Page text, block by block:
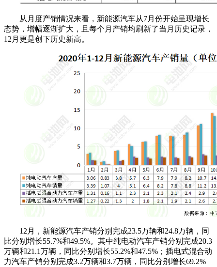
从月度产销情况来看，新能源汽车从7月份开始呈现增长
态势，增幅逐渐扩大，且每个月产销均刷新了当月历史记录，
12月更是创下历史新高。
12月，新能源汽车产销分别完成23.5万辆和24.8万辆，同
比分别增长55.7%和49.5%。其中纯电动汽车产销分别完成20.3
万辆和21.1万辆，同比分别增长55.2%和47.5%；插电式混合动
力汽车产销分别完成3.2万辆和3.7万辆，同比分别增长69.2%